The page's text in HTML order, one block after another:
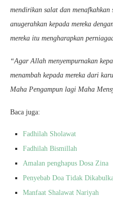
mendirikan salat dan
anugerahkan kepada mereka
mereka itu mengharapkan
“Agar Allah menyempurnakan
menambah kepada mereka dari
Maha Pengampun lagi Maha
Baca juga:
Fadhilah Sholawat
Fadhilah Bismillah
Amalan penghapus Dosa Zina
Penyebab Doa Tidak
Manfaat Shalawat Nariyah